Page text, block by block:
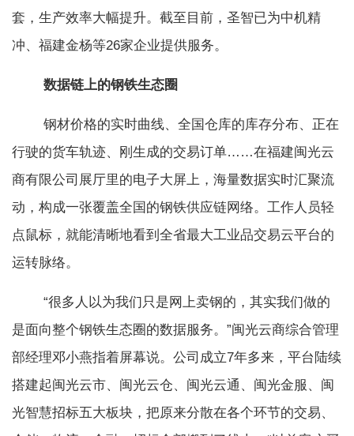
套，生产效率大幅提升。截至目前，圣智已为中机精
冲、福建金杨等26家企业提供服务。
数据链上的钢铁生态圈
钢材价格的实时曲线、全国仓库的库存分布、正在
行驶的货车轨迹、刚生成的交易订单……在福建闽光云
商有限公司展厅里的电子大屏上，海量数据实时汇聚流
动，构成一张覆盖全国的钢铁供应链网络。工作人员轻
点鼠标，就能清晰地看到全省最大工业品交易云平台的
运转脉络。
“很多人以为我们只是网上卖钢的，其实我们做的
是面向整个钢铁生态圈的数据服务。”闽光云商综合管理
部经理邓小燕指着屏幕说。公司成立7年多来，平台陆续
搭建起闽光云市、闽光云仓、闽光云通、闽光金服、闽
光智慧招标五大板块，把原来分散在各个环节的交易、